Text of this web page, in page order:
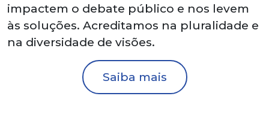
impactem o debate público e nos levem
às soluções. Acreditamos na pluralidade e
na diversidade de visões.
Saiba mais